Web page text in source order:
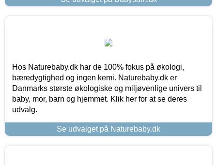
Hos Naturebaby.dk har de 100% fokus på økologi,
bæredygtighed og ingen kemi. Naturebaby.dk er
Danmarks største økologiske og miljøvenlige univers til
baby, mor, barn og hjemmet. Klik her for at se deres
udvalg.
Se udvalget på Naturebaby.dk